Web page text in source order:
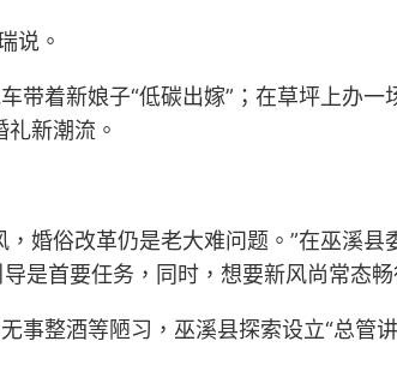
说。
带着新娘子“低碳出嫁”；在草坪上办
新潮流。
婚俗改革仍是老大难问题。”在巫溪
是首要任务，同时，想要新风尚常态
事整酒等陋习，巫溪县探索设立“总管